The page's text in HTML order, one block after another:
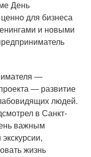
День
для бизнеса
и новыми
—
— развитие
людей.
в Санкт-
важным
жизнь